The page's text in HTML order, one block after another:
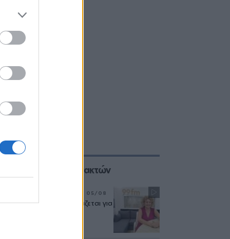
Επιλογές των Συντακτών
05/08
«Η ασφάλεια δεν θυσιάζεται για